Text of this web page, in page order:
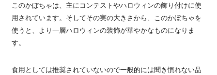
このかぼちゃは、主にコンテストやハロウィンの飾り付けに使
用されています。そしてその実の大きさから、このかぼちゃを
使うと、より一層ハロウィンの装飾が華やかなものになりま
す。
食用としては推奨されていないので一般的には聞き慣れない品